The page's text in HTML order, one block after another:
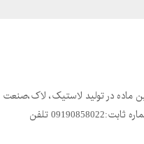
ماده در تولید لاستیک، لاک،صنعت
چاپ و ... مورد استفاده قرار می گیرد. کارشناس فروش:مرادی شماره ثابت:09190858022 تلفن